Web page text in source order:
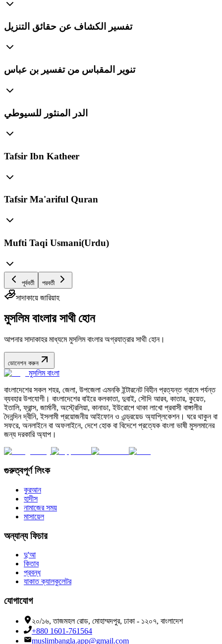
تفسير الكشاف عن حقائق التنزيل
تنوير المقباس من تفسير بن عباس
الدر المنثور للسيوطي
Tafsir Ibn Katheer
Tafsir Ma'ariful Quran
Mufti Taqi Usmani(Urdu)
পূর্ববর্তী পরবর্তী
সাদাকায়ে জারিয়াহ
মুসলিম বাংলার সাথী হোন
আপনার সাদাকাহর মাধ্যমে মুসলিম বাংলার অগ্রযাত্রার সাথী হোন।
ডোনেশন করুন
মুসলিম বাংলা
বাংলাদেশের সকল শহর, জেলা, উপজেলা এমনকি ইন্টারনেট বিহীন প্রত্যন্ত গ্রামে পর্যন্ত
ব্যবহার উপযোগী। বাংলাদেশের বাইরে কলকাতা, দুবাই, সৌদি আরব, কাতার, কুয়েত,
ইতালি, ফ্রান্স, জার্মানী, অস্ট্রেলিয়া, কানাডা, ইউরোপে থাকা লাখো প্রবাসী বাঙ্গালীর
দৈনন্দিন দ্বীনি, ইসলামী প্রয়োজনীয় আইফোন ও এন্ড্রয়েড অ্যাপ্লিকেশন। ঘরে থাকুন বা
সফরে, অনলাইনে বা অফলাইনে, দেশে হোক বা বিদেশে প্রত্যেক বাংলা ভাষী মুসলমানের
জন্য দরকারি অ্যাপ।
গুরুত্বপূর্ণ লিংক
কুরআন
হাদীস
নামাজের সময়
মাসায়েল
অন্যান্য ফিচার
দু'আ
কিতাব
প্রবন্ধ
যাকাত ক্যালকুলেটর
যোগাযোগ
২০/১৬, তাজমহল রোড, মোহাম্মদপুর, ঢাকা - ১২০৭, বাংলাদেশ
+880 1601-761564
muslimbangla.app@gmail.com